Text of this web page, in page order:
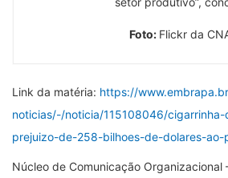
Foto: Flickr da
Link da matéria: https://
noticias/-/noticia/115108046/
prejuizo-de-258-bilhoes-de-dolares-ao-
Núcleo de Comunicação Organizacional